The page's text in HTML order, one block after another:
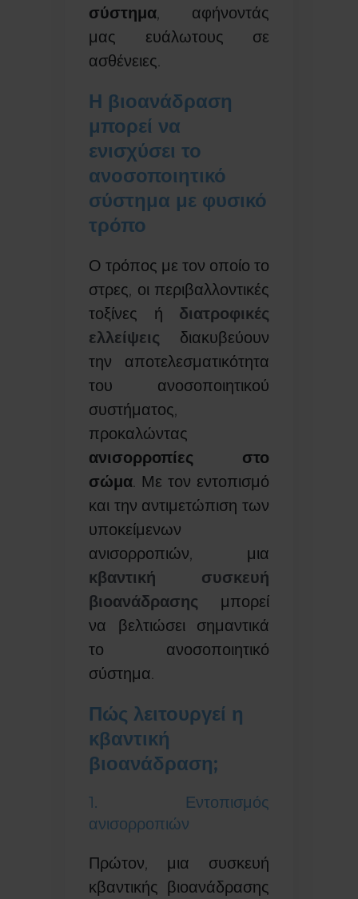
σύστημα, αφήνοντάς
μας ευάλωτους σε
ασθένειες.
Η βιοανάδραση
μπορεί να
ενισχύσει το
ανοσοποιητικό
σύστημα με φυσικό
τρόπο
Ο τρόπος με τον οποίο το
στρες, οι περιβαλλοντικές
τοξίνες ή διατροφικές
ελλείψεις διακυβεύουν
την αποτελεσματικότητα
του ανοσοποιητικού
συστήματος,
προκαλώντας
ανισορροπίες στο
σώμα. Με τον εντοπισμό
και την αντιμετώπιση των
υποκείμενων
ανισορροπιών, μια
κβαντική συσκευή
βιοανάδρασης μπορεί
να βελτιώσει σημαντικά
το ανοσοποιητικό
σύστημα.
Πώς λειτουργεί η
κβαντική
βιοανάδραση;
1. Εντοπισμός
ανισορροπιών
Πρώτον, μια συσκευή
κβαντικής βιοανάδρασης